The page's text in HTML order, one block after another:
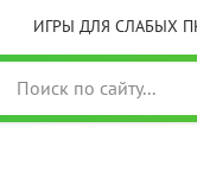
ИГРЫ ДЛЯ СЛАБЫХ